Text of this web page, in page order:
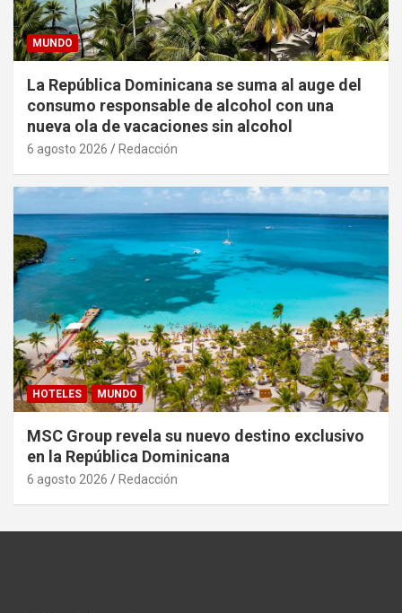
MUNDO
La República Dominicana se suma al auge del
consumo responsable de alcohol con una
nueva ola de vacaciones sin alcohol
6 agosto 2026 Redacción
HOTELES MUNDO
MSC Group revela su nuevo destino exclusivo
en la República Dominicana
6 agosto 2026 Redacción